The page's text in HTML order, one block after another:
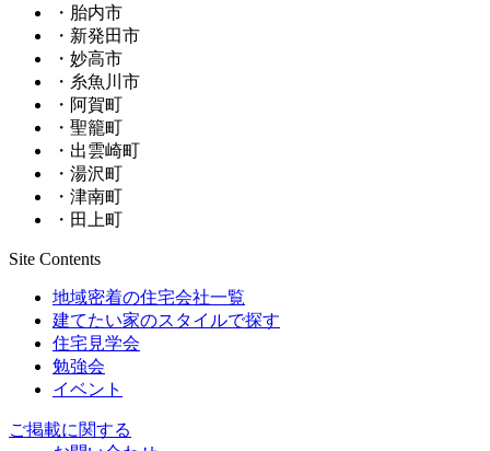
・胎内市
・新発田市
・妙高市
・糸魚川市
・阿賀町
・聖籠町
・出雲崎町
・湯沢町
・津南町
・田上町
Site Contents
地域密着の住宅会社一覧
建てたい家のスタイルで探す
住宅見学会
勉強会
イベント
ご掲載に関する